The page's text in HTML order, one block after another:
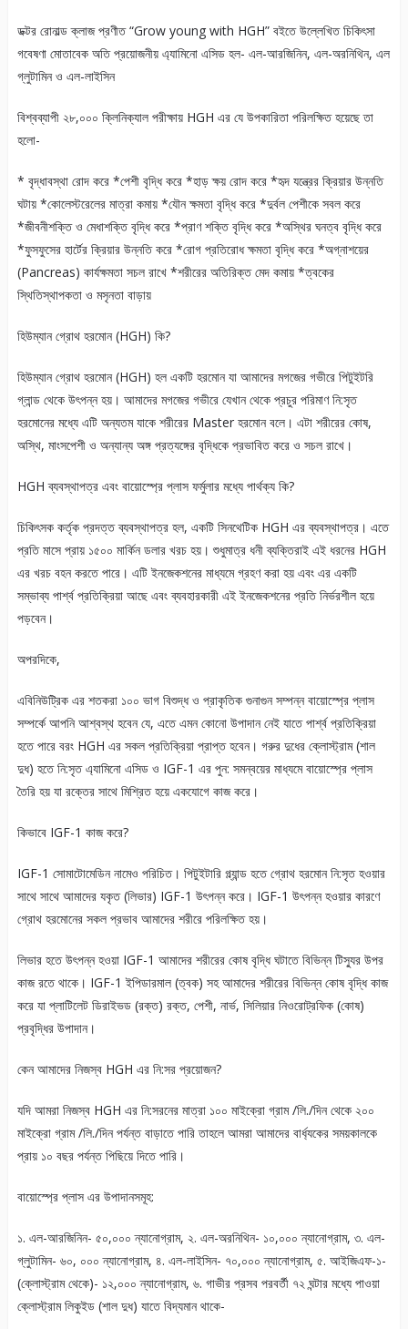
ডক্টর রোনাল্ড ক্লাজ প্রণীত “Grow young with HGH” বইতে উল্লেখিত চিকিৎসা
গবেষণা মোতাবেক অতি প্রয়োজনীয় এ্যামিনো এসিড হল- এল-আরজিনিন, এল-অরনিথিন, এল
গ্লুটামিন ও এল-লাইসিন
বিশ্বব্যাপী ২৮,০০০ ক্লিনিক্যাল পরীক্ষায় HGH এর যে উপকারিতা পরিলক্ষিত হয়েছে তা
হলো-
* বৃদ্ধাবস্থা রোদ করে *পেশী বৃদ্ধি করে *হাড় ক্ষয় রোদ করে *হৃদ যন্ত্রের ক্রিয়ার উন্নতি
ঘটায় *কোলেস্টরেলের মাত্রা কমায় *যৌন ক্ষমতা বৃদ্ধি করে *দুর্বল পেশীকে সবল করে
*জীবনীশক্তি ও মেধাশক্তি বৃদ্ধি করে *প্রাণ শক্তি বৃদ্ধি করে *অস্থির ঘনত্ব বৃদ্ধি করে
*ফুসফুসের হার্টের ক্রিয়ার উন্নতি করে *রোগ প্রতিরোধ ক্ষমতা বৃদ্ধি করে *অগ্নাশয়ের
(Pancreas) কার্যক্ষমতা সচল রাখে *শরীরের অতিরিক্ত মেদ কমায় *ত্বকের
স্থিতিস্থাপকতা ও মসৃনতা বাড়ায়
হিউম্যান গ্রোথ হরমোন (HGH) কি?
হিউম্যান গ্রোথ হরমোন (HGH) হল একটি হরমোন যা আমাদের মগজের গভীরে পিটুইটরি
গ্লান্ড থেকে উৎপন্ন হয়। আমাদের মগজের গভীরে যেখান থেকে প্রচুর পরিমাণ নি:সৃত
হরমোনের মধ্যে এটি অন্যতম যাকে শরীরের Master হরমোন বলে। এটা শরীরের কোষ,
অস্থি, মাংসপেশী ও অন্যান্য অঙ্গ প্রত্যঙ্গের বৃদ্ধিকে প্রভাবিত করে ও সচল রাখে।
HGH ব্যবস্থাপত্র এবং বায়োস্প্রে প্লাস ফর্মুলার মধ্যে পার্থক্য কি?
চিকিৎসক কর্তৃক প্রদত্ত ব্যবস্থাপত্র হল, একটি সিনথেটিক HGH এর ব্যবস্থাপত্র। এতে
প্রতি মাসে প্রায় ১৫০০ মার্কিন ডলার খরচ হয়। শুধুমাত্র ধনী ব্যক্তিরাই এই ধরনের HGH
এর খরচ বহন করতে পারে। এটি ইনজেকশনের মাধ্যমে গ্রহণ করা হয় এবং এর একটি
সম্ভাব্য পার্শ্ব প্রতিক্রিয়া আছে এবং ব্যবহারকারী এই ইনজেকশনের প্রতি নির্ভরশীল হয়ে
পড়বেন।
অপরদিকে,
এবিনিউট্রিক এর শতকরা ১০০ ভাগ বিশুদ্ধ ও প্রাকৃতিক গুনাগুন সম্পন্ন বায়োস্প্রে প্লাস
সম্পর্কে আপনি আশ্বস্থ হবেন যে, এতে এমন কোনো উপাদান নেই যাতে পার্শ্ব প্রতিক্রিয়া
হতে পারে বরং HGH এর সকল প্রতিক্রিয়া প্রাপ্ত হবেন। গরুর দুধের ক্লোস্ট্রাম (শাল
দুধ) হতে নি:সৃত এ্যামিনো এসিড ও IGF-1 এর পুন: সমন্বয়ের মাধ্যমে বায়োস্প্রে প্লাস
তৈরি হয় যা রক্তের সাথে মিশ্রিত হয়ে একযোগে কাজ করে।
কিভাবে IGF-1 কাজ করে?
IGF-1 সোমাটোমেডিন নামেও পরিচিত। পিটুইটারি গ্ল্যান্ড হতে গ্রোথ হরমোন নি:সৃত হওয়ার
সাথে সাথে আমাদের যকৃত (লিভার) IGF-1 উৎপন্ন করে। IGF-1 উৎপন্ন হওয়ার কারণে
গ্রোথ হরমোনের সকল প্রভাব আমাদের শরীরে পরিলক্ষিত হয়।
লিভার হতে উৎপন্ন হওয়া IGF-1 আমাদের শরীরের কোষ বৃদ্ধি ঘটাতে বিভিন্ন টিস্যুর উপর
কাজ রতে থাকে। IGF-1 ইপিডারমাল (ত্বক) সহ আমাদের শরীরের বিভিন্ন কোষ বৃদ্ধি কাজ
করে যা প্লাটিলেট ডিরাইভড (রক্ত) রক্ত, পেশী, নার্ভ, সিলিয়ার নিওরোট্রফিক (কোষ)
প্রবৃদ্ধির উপাদান।
কেন আমাদের নিজস্ব HGH এর নি:সর প্রয়োজন?
যদি আমরা নিজস্ব HGH এর নি:সরনের মাত্রা ১০০ মাইক্রো গ্রাম /লি./দিন থেকে ২০০
মাইক্রো গ্রাম /লি./দিন পর্যন্ত বাড়াতে পারি তাহলে আমরা আমাদের বার্ধ্যকের সময়কালকে
প্রায় ১০ বছর পর্যন্ত পিছিয়ে দিতে পারি।
বায়োস্প্রে প্লাস এর উপাদানসমূহ:
১. এল-আরজিনিন- ৫০,০০০ ন্যানোগ্রাম, ২. এল-অরনিথিন- ১০,০০০ ন্যানোগ্রাম, ৩. এল-
গ্লুটামিন- ৬০, ০০০ ন্যানোগ্রাম, ৪. এল-লাইসিন- ৭০,০০০ ন্যানোগ্রাম, ৫. আইজিএফ-১-
(ক্লোস্ট্রাম থেকে)- ১২,০০০ ন্যানোগ্রাম, ৬. গাভীর প্রসব পরবর্তী ৭২ ঘন্টার মধ্যে পাওয়া
ক্লোস্ট্রাম লিকুইড (শাল দুধ) যাতে বিদ্যমান থাকে-